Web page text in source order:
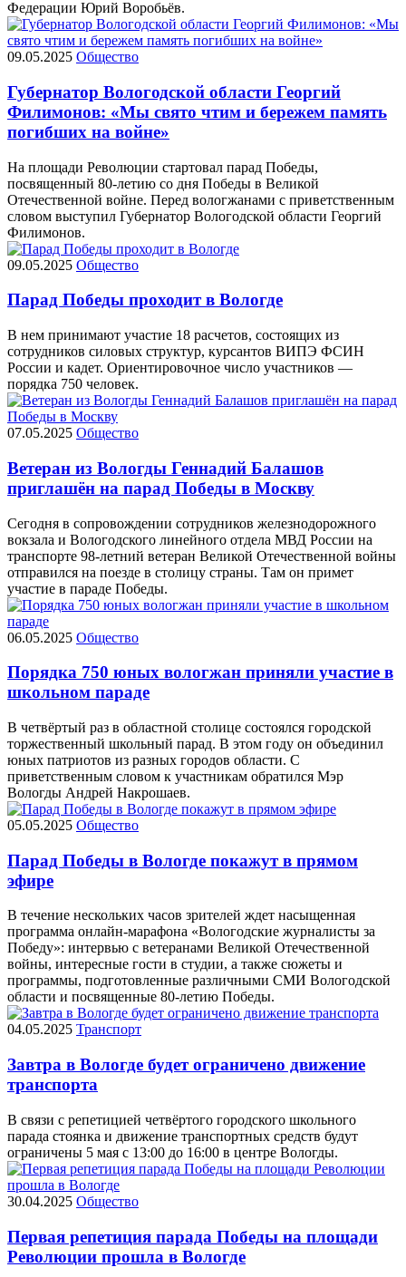
Федерации Юрий Воробьёв.
09.05.2025 Общество
Губернатор Вологодской области Георгий
Филимонов: «Мы свято чтим и бережем память
погибших на войне»
На площади Революции стартовал парад Победы,
посвященный 80-летию со дня Победы в Великой
Отечественной войне. Перед вологжанами с приветственным
словом выступил Губернатор Вологодской области Георгий
Филимонов.
09.05.2025 Общество
Парад Победы проходит в Вологде
В нем принимают участие 18 расчетов, состоящих из
сотрудников силовых структур, курсантов ВИПЭ ФСИН
России и кадет. Ориентировочное число участников —
порядка 750 человек.
07.05.2025 Общество
Ветеран из Вологды Геннадий Балашов
приглашён на парад Победы в Москву
Сегодня в сопровождении сотрудников железнодорожного
вокзала и Вологодского линейного отдела МВД России на
транспорте 98-летний ветеран Великой Отечественной войны
отправился на поезде в столицу страны. Там он примет
участие в параде Победы.
06.05.2025 Общество
Порядка 750 юных вологжан приняли участие в
школьном параде
В четвёртый раз в областной столице состоялся городской
торжественный школьный парад. В этом году он объединил
юных патриотов из разных городов области. С
приветственным словом к участникам обратился Мэр
Вологды Андрей Накрошаев.
05.05.2025 Общество
Парад Победы в Вологде покажут в прямом
эфире
В течение нескольких часов зрителей ждет насыщенная
программа онлайн-марафона «Вологодские журналисты за
Победу»: интервью с ветеранами Великой Отечественной
войны, интересные гости в студии, а также сюжеты и
программы, подготовленные различными СМИ Вологодской
области и посвященные 80-летию Победы.
04.05.2025 Транспорт
Завтра в Вологде будет ограничено движение
транспорта
В связи с репетицией четвёртого городского школьного
парада стоянка и движение транспортных средств будут
ограничены 5 мая с 13:00 до 16:00 в центре Вологды.
30.04.2025 Общество
Первая репетиция парада Победы на площади
Революции прошла в Вологде